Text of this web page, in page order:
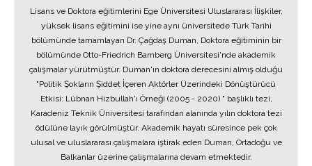
Lisans ve Doktora eğitimlerini Ege Üniversitesi Uluslararası İlişkiler,
yüksek lisans eğitimini ise yine aynı üniversitede Türk Tarihi
bölümünde tamamlayan Dr. Çağdaş Duman, Doktora eğitiminin bir
bölümünde Otto-Friedrich Bamberg Üniversitesi'nde akademik
çalışmalar yürütmüştür. Duman'ın doktora derecesini almış olduğu
"Politik Şokların Şiddet İçeren Aktörler Üzerindeki Dönüştürücü
Etkisi: Lübnan Hizbullah'ı Örneği (2005 - 2020) " başlıklı tezi,
Karadeniz Teknik Üniversitesi tarafından alanında yılın doktora tezi
ödülüne layık görülmüştür. Akademik hayatı süresince pek çok
ulusal ve uluslararası çalışmalara iştirak eden Duman, Ortadoğu ve
Balkanlar üzerine çalışmalarına devam etmektedir.